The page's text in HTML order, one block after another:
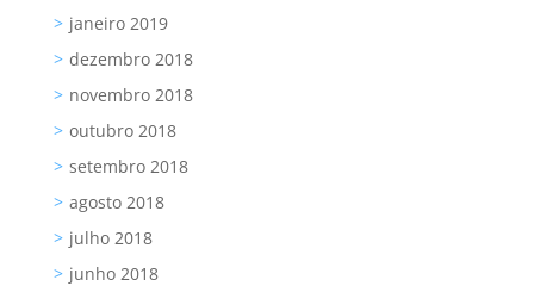
janeiro 2019
dezembro 2018
novembro 2018
outubro 2018
setembro 2018
agosto 2018
julho 2018
junho 2018